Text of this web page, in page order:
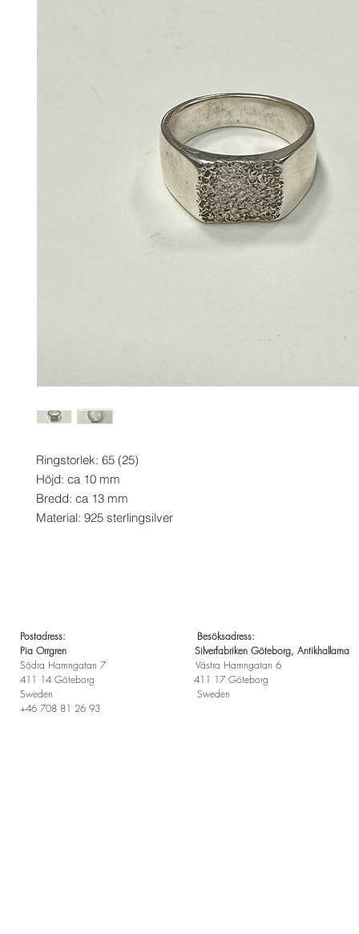
Ringstorlek: 65 (25)
Höjd: ca 10 mm
Bredd: ca 13 mm
Material: 925 sterlingsilver
Postadress: Besöksadress:
Pia Orrgren Silverfabriken Göteborg, Antikhallarna
Södra Hamngatan 7 Västra Hamngatan 6
411 14 Göteborg 411 17 Göteborg
Sweden Sweden
+46 708 81 26 93